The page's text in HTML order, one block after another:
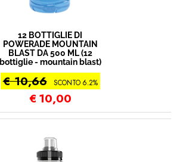
12 BOTTIGLIE DI
POWERADE MOUNTAIN
BLAST DA 500 ML (12
bottiglie - mountain blast)
€ 10,66 SCONTO 6.2%
€ 10,00